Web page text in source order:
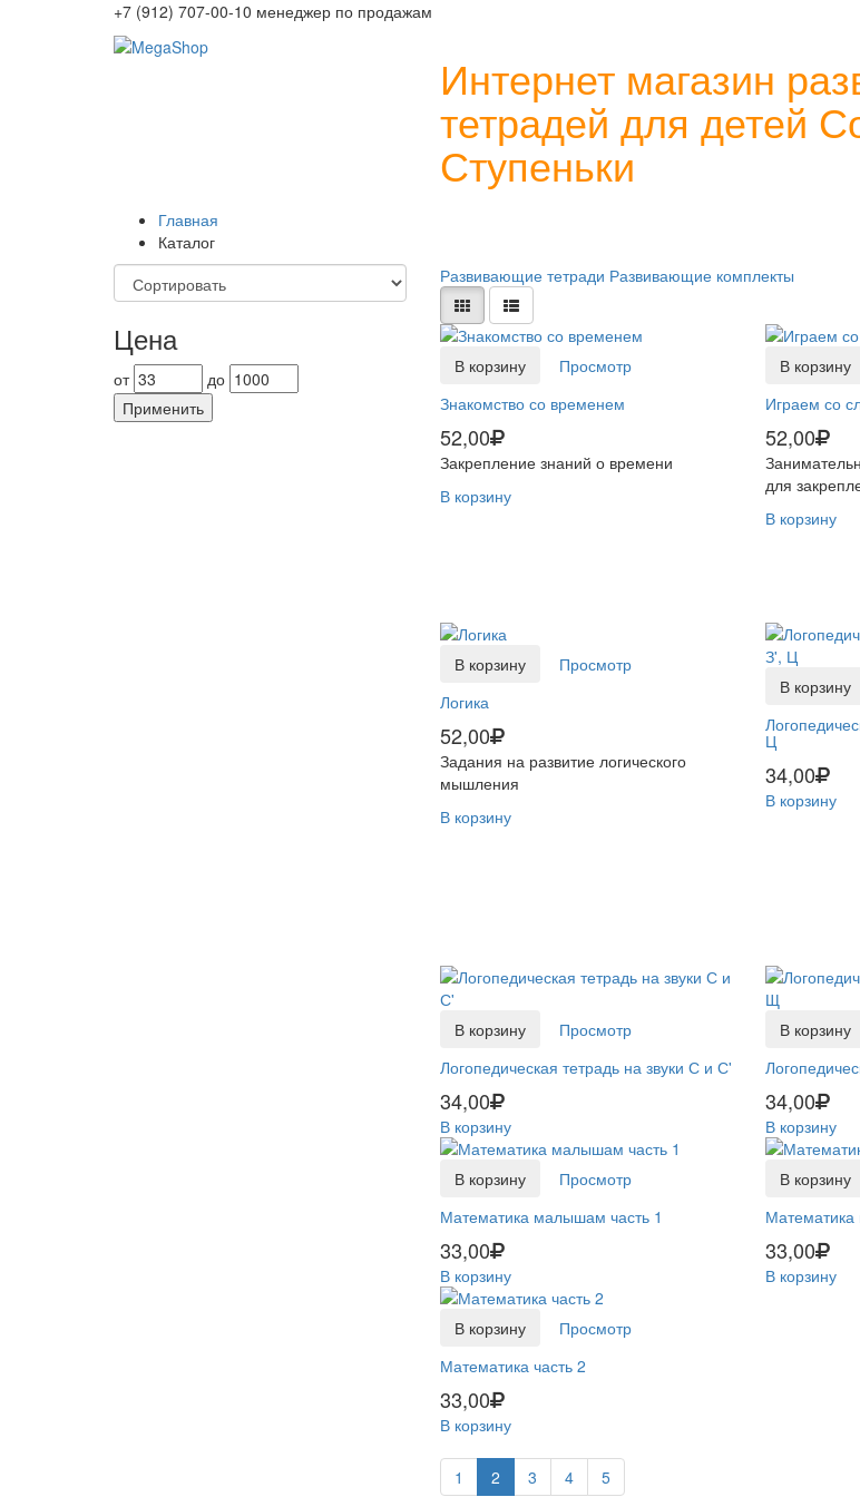
+7 (912) 707-00-10 менеджер по продажам
Интернет магазин
тетрадей для детей
Ступеньки
Главная
Каталог
Цена
от
до
Применить
Развивающие тетради Развивающие комплекты
В корзину
Просмотр
Знакомство со временем
52,00
Закрепление знаний о времени
В корзину
В корзину
Играем со
52,00
для
В корзину
В корзину
Просмотр
Логика
52,00
Задания на развитие логического
мышления
В корзину
В корзину
Ц
34,00
В корзину
В корзину
Просмотр
Логопедическая тетрадь на звуки С и С'
34,00
В корзину
В корзину
34,00
В корзину
В корзину
Просмотр
Математика малышам часть 1
33,00
В корзину
В корзину
33,00
В корзину
В корзину
Просмотр
Математика часть 2
33,00
В корзину
1 2 3 4 5